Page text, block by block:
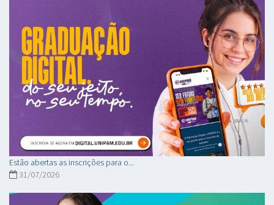
Estão abertas as inscrições para o...
31/07/2026